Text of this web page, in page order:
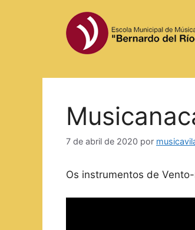
7 de abril de 2020 por
Os instrumentos de